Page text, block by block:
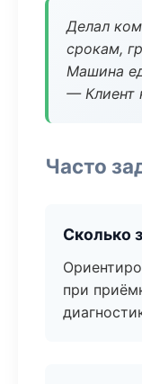
Делал
срокам,
Машина
— Клиент
Часто
Сколько
при